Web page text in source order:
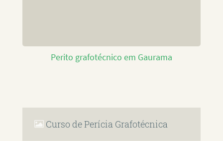
Perito grafotécnico em Gaurama
Curso de Perícia Grafotécnica